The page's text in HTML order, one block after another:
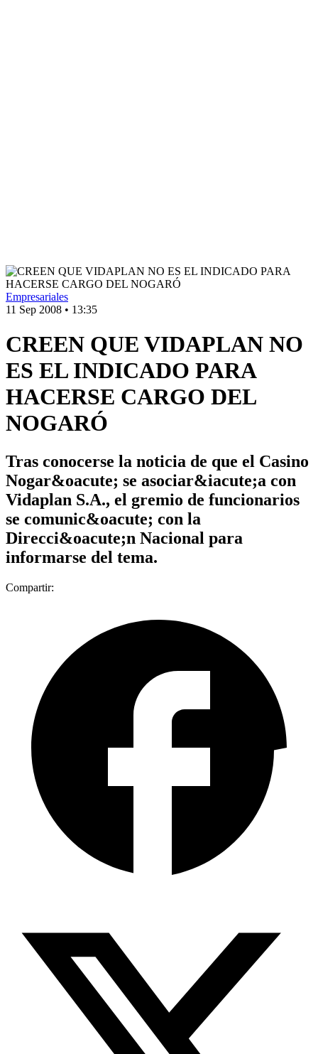
Empresariales
11 Sep 2008 • 13:35
CREEN QUE VIDAPLAN NO
ES EL INDICADO PARA
HACERSE CARGO DEL
NOGARÓ
Tras conocerse la noticia de que el Casino
Nogar&oacute; se asociar&iacute;a con
Vidaplan S.A., el gremio de funcionarios
se comunic&oacute; con la
Direcci&oacute;n Nacional para
informarse del tema.
Compartir: